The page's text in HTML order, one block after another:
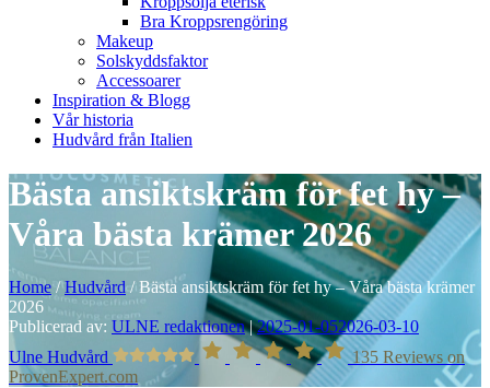
Bra Kroppsrengöring
Makeup
Solskyddsfaktor
Accessoarer
Inspiration & Blogg
Vår historia
Hudvård från Italien
Bästa ansiktskräm för fet hy –
Våra bästa krämer 2026
Home/Hudvård/Bästa ansiktskräm för fet hy – Våra bästa krämer
2026
Publicerad av: ULNE redaktionen|2025-01-052026-03-10
Ulne Hudvård
135 Reviews on
ProvenExpert.com